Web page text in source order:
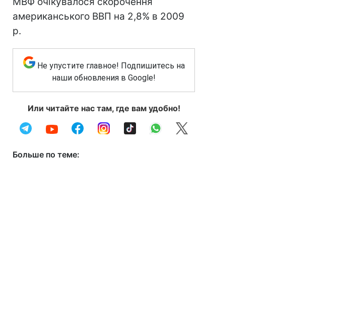
американського ВВП на 2,8% в 2009
р.
Не упустите главное! Подпишитесь на
наши обновления в Google!
Или читайте нас там, где вам удобно!
Больше по теме: